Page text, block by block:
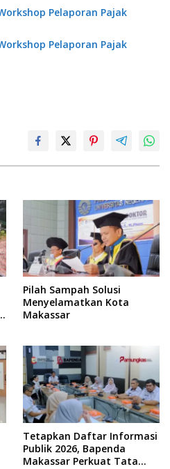
Pelaporan Pajak
Pelaporan Pajak
Pilah Sampah Solusi
Menyelamatkan Kota
Makassar
Tetapkan Daftar Informasi
Publik 2026, Bapenda
Makassar Perkuat Tata